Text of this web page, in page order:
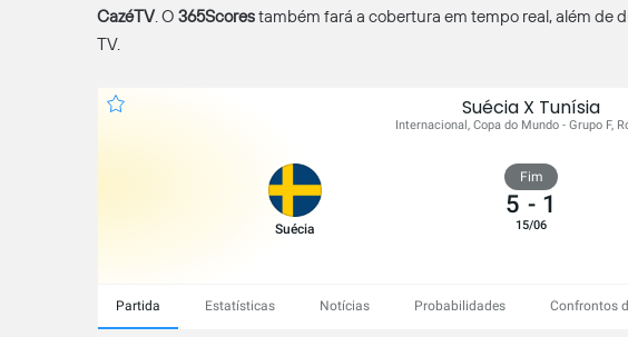
CazéTV. O 365Scorestambém fará a cobertura em tempo real, além de
TV.
Suécia X Tunísia
Internacional, Copa do Mundo - Grupo F,
Suécia
Fim
5 - 1
15/06
Partida Estatísticas Notícias Probabilidades Confrontos